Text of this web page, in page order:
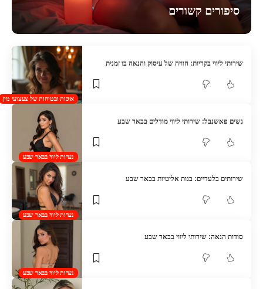
סיפורים קשורים
איכות ובטיחות של צעצועי מין
שירותי ליווי בקריות: חוויה של עיסוק והנאה בו זמנית
נערות ליווי בבאר שבע
נשים פאשנבל: שירותי ליווי מודלים בבאר שבע
נערות ליווי בבאר שבע
שירותים בלעדיים: בנות אליטיות בבאר שבע
נערות ליווי בבאר שבע
סודות הנאה: שירותי ליווי בבאר שבע